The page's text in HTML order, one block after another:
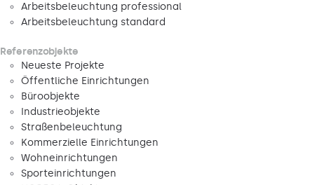
Arbeitsbeleuchtung professional
Arbeitsbeleuchtung standard
Referenzobjekte
Neueste Projekte
Öffentliche Einrichtungen
Büroobjekte
Industrieobjekte
Straßenbeleuchtung
Kommerzielle Einrichtungen
Wohneinrichtungen
Sporteinrichtungen